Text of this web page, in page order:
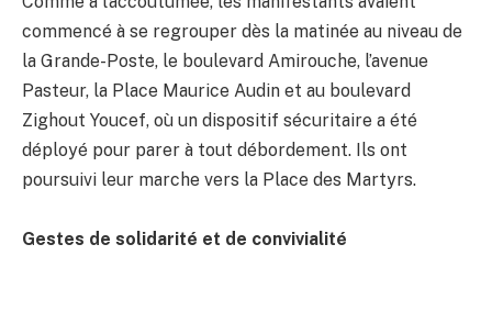
commencé à se regrouper dès la matinée au niveau de
la Grande-Poste, le boulevard Amirouche, l’avenue
Pasteur, la Place Maurice Audin et au boulevard
Zighout Youcef, où un dispositif sécuritaire a été
déployé pour parer à tout débordement. Ils ont
poursuivi leur marche vers la Place des Martyrs.
Gestes de solidarité et de convivialité